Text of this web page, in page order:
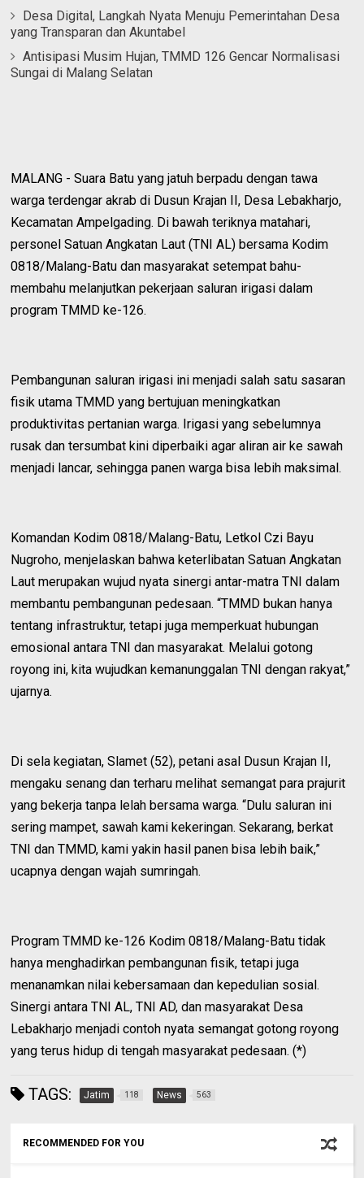
Desa Digital, Langkah Nyata Menuju Pemerintahan Desa
yang Transparan dan Akuntabel
Antisipasi Musim Hujan, TMMD 126 Gencar Normalisasi
Sungai di Malang Selatan
MALANG - Suara Batu yang jatuh berpadu dengan tawa
warga terdengar akrab di Dusun Krajan II, Desa Lebakharjo,
Kecamatan Ampelgading. Di bawah teriknya matahari,
personel Satuan Angkatan Laut (TNI AL) bersama Kodim
0818/Malang-Batu dan masyarakat setempat bahu-
membahu melanjutkan pekerjaan saluran irigasi dalam
program TMMD ke-126.
Pembangunan saluran irigasi ini menjadi salah satu sasaran
fisik utama TMMD yang bertujuan meningkatkan
produktivitas pertanian warga. Irigasi yang sebelumnya
rusak dan tersumbat kini diperbaiki agar aliran air ke sawah
menjadi lancar, sehingga panen warga bisa lebih maksimal.
Komandan Kodim 0818/Malang-Batu, Letkol Czi Bayu
Nugroho, menjelaskan bahwa keterlibatan Satuan Angkatan
Laut merupakan wujud nyata sinergi antar-matra TNI dalam
membantu pembangunan pedesaan. “TMMD bukan hanya
tentang infrastruktur, tetapi juga memperkuat hubungan
emosional antara TNI dan masyarakat. Melalui gotong
royong ini, kita wujudkan kemanunggalan TNI dengan rakyat,”
ujarnya.
Di sela kegiatan, Slamet (52), petani asal Dusun Krajan II,
mengaku senang dan terharu melihat semangat para prajurit
yang bekerja tanpa lelah bersama warga. “Dulu saluran ini
sering mampet, sawah kami kekeringan. Sekarang, berkat
TNI dan TMMD, kami yakin hasil panen bisa lebih baik,”
ucapnya dengan wajah sumringah.
Program TMMD ke-126 Kodim 0818/Malang-Batu tidak
hanya menghadirkan pembangunan fisik, tetapi juga
menanamkan nilai kebersamaan dan kepedulian sosial.
Sinergi antara TNI AL, TNI AD, dan masyarakat Desa
Lebakharjo menjadi contoh nyata semangat gotong royong
yang terus hidup di tengah masyarakat pedesaan. (*)
TAGS: Jatim 118 News 563
RECOMMENDED FOR YOU